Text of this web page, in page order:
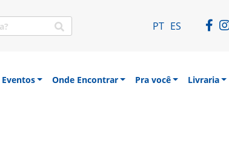
PT ES
Eventos Onde Encontrar Pra você Livraria